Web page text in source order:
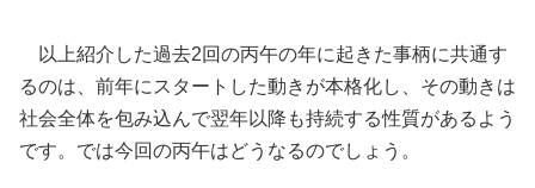
以上紹介した過去2回の丙午の年に起きた事柄に共通す
るのは、前年にスタートした動きが本格化し、その動きは
社会全体を包み込んで翌年以降も持続する性質があるよう
です。では今回の丙午はどうなるのでしょう。